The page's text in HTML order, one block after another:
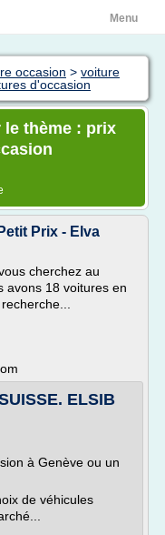
Menu
occasion > voiture
d'occasion
thème : prix
Prix - Elva
cherchez au
avons 18 voitures en
ELSIB
à Genève ou un
de véhicules